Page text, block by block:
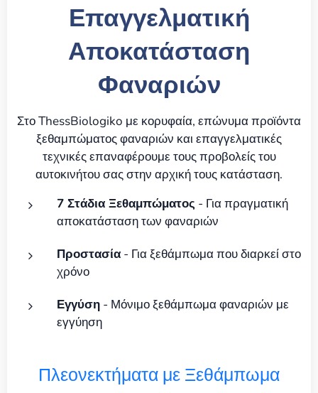
Επαγγελματική
Αποκατάσταση
Φαναριών
Στο ThessBiologiko με κορυφαία, επώνυμα προϊόντα
ξεθαμπώματος φαναριών και επαγγελματικές
τεχνικές επαναφέρουμε τους προβολείς του
αυτοκινήτου σας στην αρχική τους κατάσταση.
7 Στάδια Ξεθαμπώματος - Για πραγματική
αποκατάσταση των φαναριών
Προστασία - Για ξεθάμπωμα που διαρκεί στο
χρόνο
Εγγύση - Μόνιμο ξεθάμπωμα φαναριών με
εγγύηση
Πλεονεκτήματα με Ξεθάμπωμα